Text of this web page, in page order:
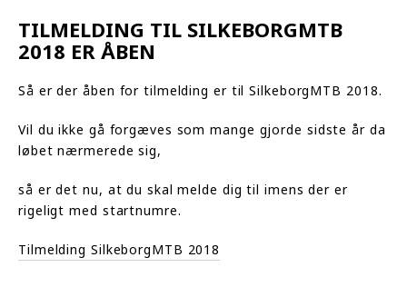
TILMELDING TIL SILKEBORGMTB
2018 ER ÅBEN
Så er der åben for tilmelding er til SilkeborgMTB 2018.
Vil du ikke gå forgæves som mange gjorde sidste år da
løbet nærmerede sig,
så er det nu, at du skal melde dig til imens der er
rigeligt med startnumre.
Tilmelding SilkeborgMTB 2018